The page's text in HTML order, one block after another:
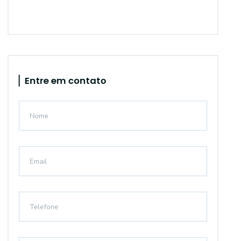
Entre em contato